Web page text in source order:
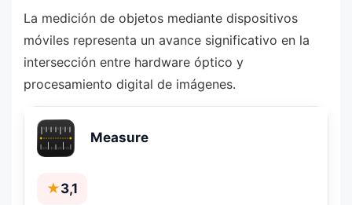
La medición de objetos mediante dispositivos
móviles representa un avance significativo en la
intersección entre hardware óptico y
procesamiento digital de imágenes.
Measure
★3,1